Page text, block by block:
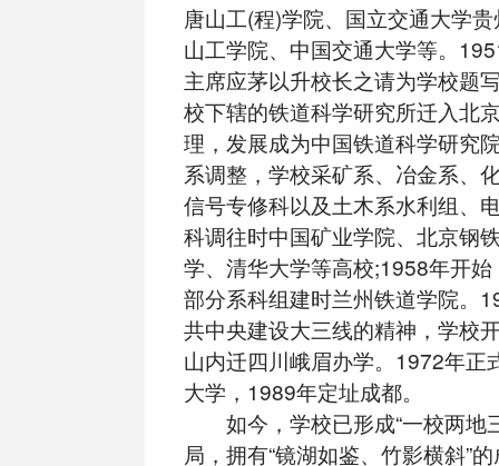
唐山工(程)学院、国立交通大学
山工学院、中国交通大学等。
主席应茅以升校长之请为学校题
校下辖的铁道科学研究所迁入北
理，发展成为中国铁道科学研究
系调整，学校采矿系、冶金系、
信号专修科以及土木系水利组、
科调往时中国矿业学院、北京钢
学、清华大学等高校;1958年开
部分系科组建时兰州铁道学院。
共中央建设大三线的精神，学校
山内迁四川峨眉办学。1972年正
大学，1989年定址成都。
如今，学校已形成“一校两地
局，拥有“镜湖如鉴、竹影横斜”